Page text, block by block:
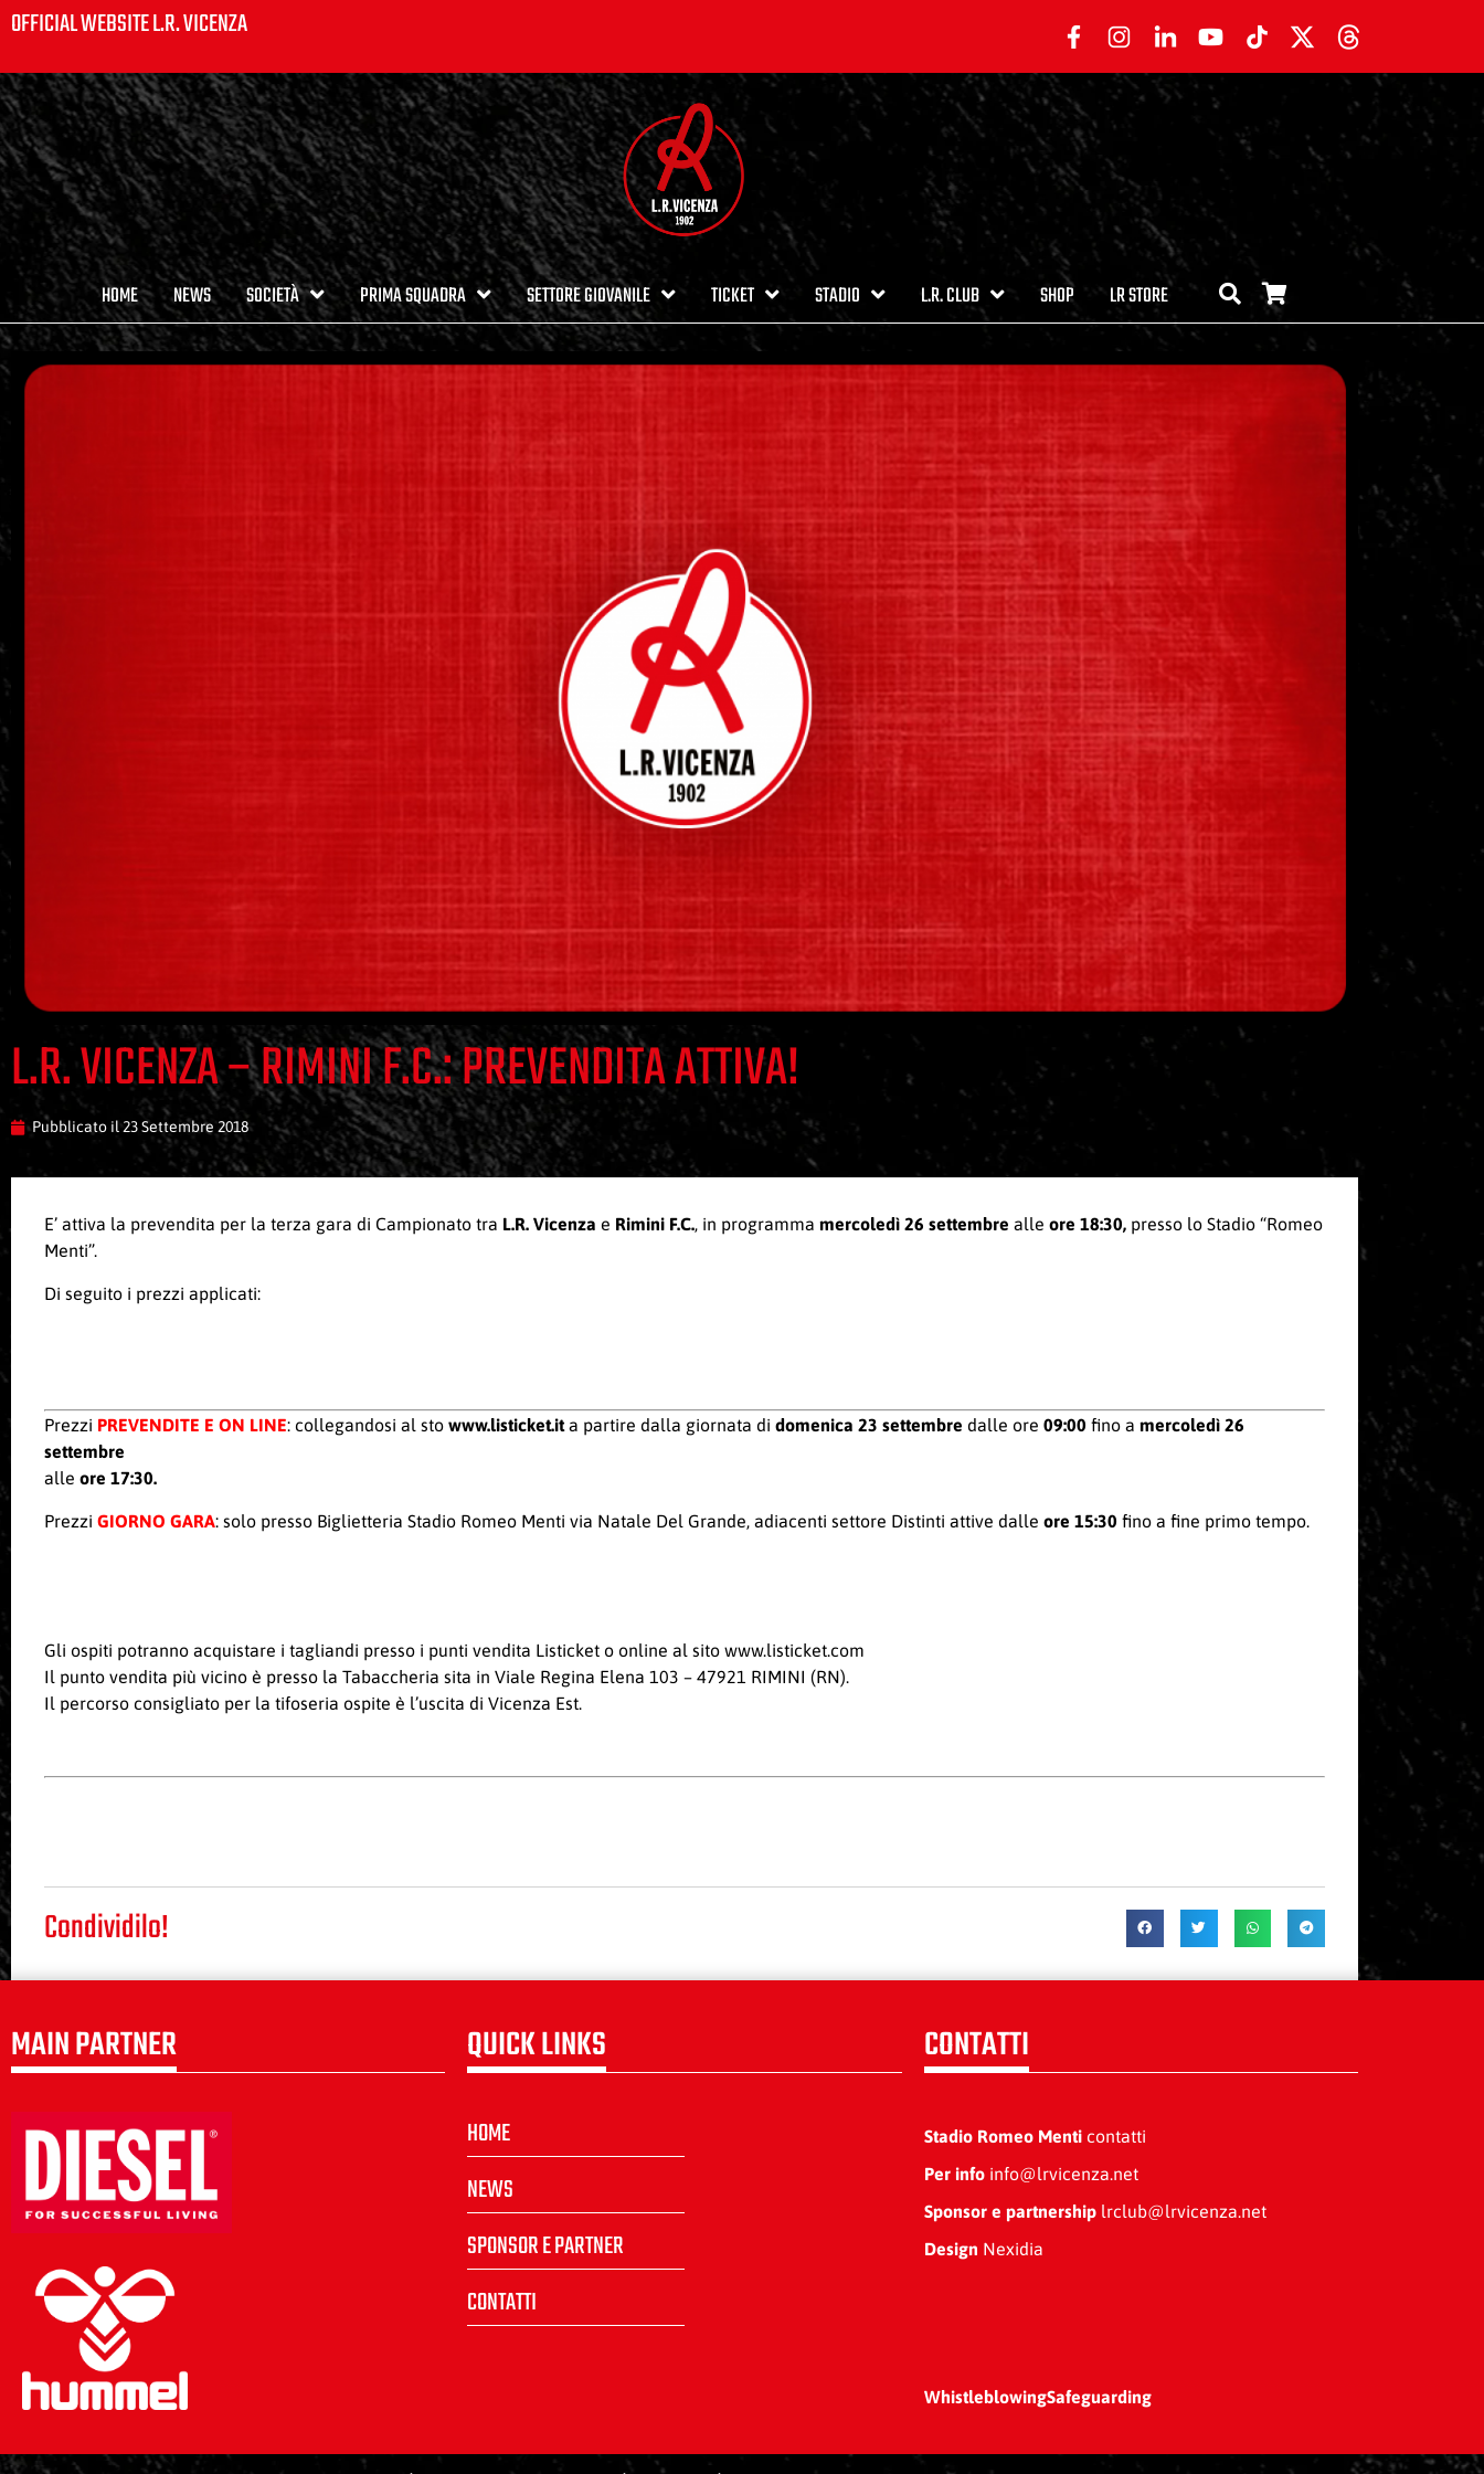
OFFICIAL WEBSITE L.R. VICENZA
HOME NEWS SOCIETÀ PRIMA SQUADRA SETTORE GIOVANILE TICKET STADIO L.R. CLUB SHOP LR STORE
L.R. VICENZA – RIMINI F.C.: PREVENDITA ATTIVA!
Pubblicato il23 Settembre 2018
E’ attiva la prevendita per la terza gara di Campionato tra L.R. Vicenza e Rimini F.C., in programma mercoledì 26 settembre alle ore 18:30, presso lo Stadio “Romeo
Menti”.
Di seguito i prezzi applicati:
Prezzi PREVENDITE E ON LINE: collegandosi al sto www.listicket.ita partire dalla giornata di domenica 23 settembre dalle ore 09:00 fino a mercoledì 26
settembre
alle ore 17:30.
Prezzi GIORNO GARA: solo presso Biglietteria Stadio Romeo Menti via Natale Del Grande, adiacenti settore Distinti attive dalle ore 15:30 fino a fine primo tempo.
Gli ospiti potranno acquistare i tagliandi presso i punti vendita Listicket o online al sito www.listicket.com
Il punto vendita più vicino è presso la Tabaccheria sita in Viale Regina Elena 103 – 47921 RIMINI (RN).
Il percorso consigliato per la tifoseria ospite è l’uscita di Vicenza Est.
Condividilo!
MAIN PARTNER QUICK LINKS
HOME
NEWS
SPONSOR E PARTNER
CONTATTI
CONTATTI
Stadio Romeo Menticontatti
Per infoinfo@lrvicenza.net
Sponsor e partnershiplrclub@lrvicenza.net
Design Nexidia
WhistleblowingSafeguarding